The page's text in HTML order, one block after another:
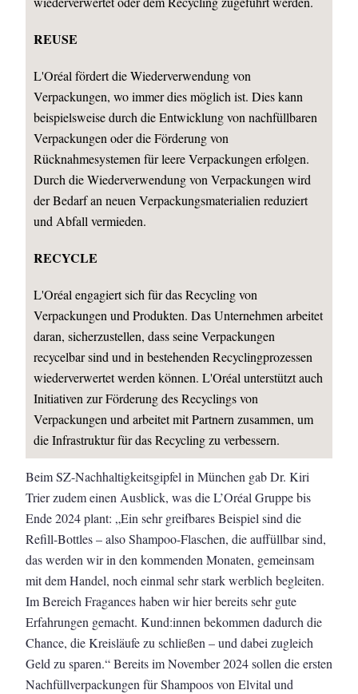
REUSE
L'Oréal fördert die Wiederverwendung von
Verpackungen, wo immer dies möglich ist. Dies kann
beispielsweise durch die Entwicklung von nachfüllbaren
Verpackungen oder die Förderung von
Rücknahmesystemen für leere Verpackungen erfolgen.
Durch die Wiederverwendung von Verpackungen wird
der Bedarf an neuen Verpackungsmaterialien reduziert
und Abfall vermieden.
RECYCLE
L'Oréal engagiert sich für das Recycling von
Verpackungen und Produkten. Das Unternehmen arbeitet
daran, sicherzustellen, dass seine Verpackungen
recycelbar sind und in bestehenden Recyclingprozessen
wiederverwertet werden können. L'Oréal unterstützt auch
Initiativen zur Förderung des Recyclings von
Verpackungen und arbeitet mit Partnern zusammen, um
die Infrastruktur für das Recycling zu verbessern.
Beim SZ-Nachhaltigkeitsgipfel in München gab Dr. Kiri
Trier zudem einen Ausblick, was die L’Oréal Gruppe bis
Ende 2024 plant: „Ein sehr greifbares Beispiel sind die
Refill-Bottles – also Shampoo-Flaschen, die auffüllbar sind,
das werden wir in den kommenden Monaten, gemeinsam
mit dem Handel, noch einmal sehr stark werblich begleiten.
Im Bereich Fragances haben wir hier bereits sehr gute
Erfahrungen gemacht. Kund:innen bekommen dadurch die
Chance, die Kreisläufe zu schließen – und dabei zugleich
Geld zu sparen.“ Bereits im November 2024 sollen die ersten
Nachfüllverpackungen für Shampoos von Elvital und